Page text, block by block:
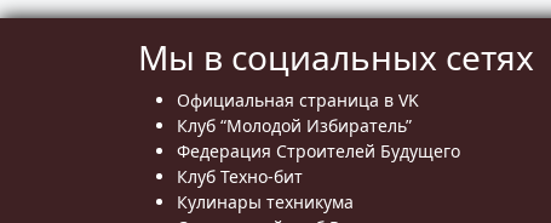
Мы в социальных сетях
Официальная страница в VK
Клуб “Молодой Избиратель”
Федерация Строителей Будущего
Клуб Техно-бит
Кулинары техникума